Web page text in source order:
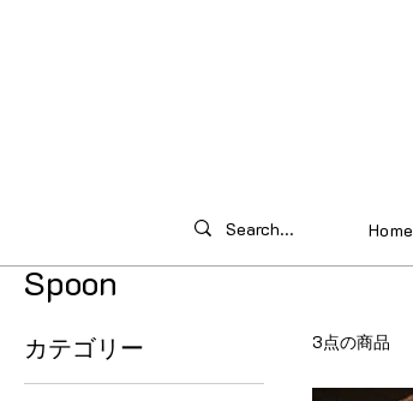
Home
Spoon
カテゴリー 3点の商品